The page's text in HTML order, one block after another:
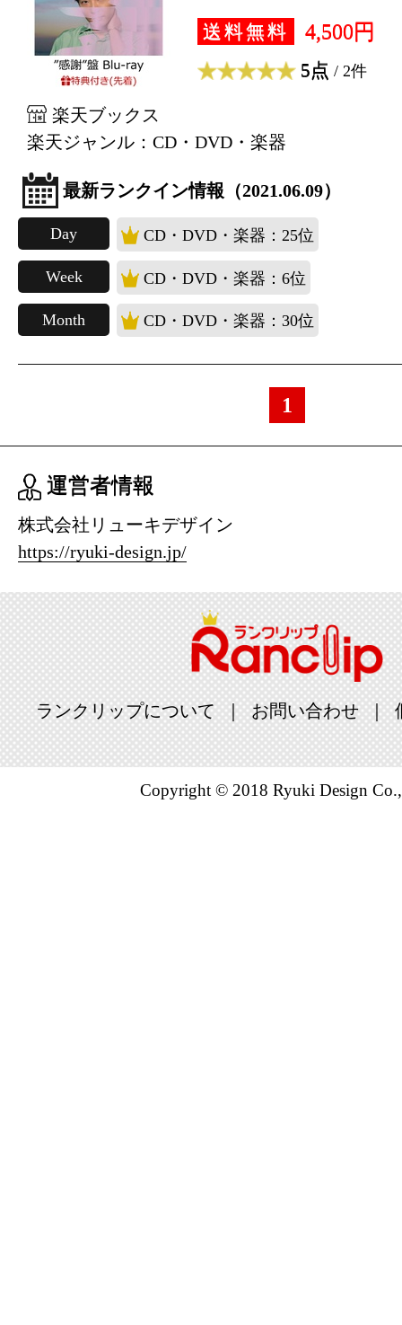
送料無料 4,500円
5点 / 2件
楽天ブックス
楽天ジャンル：CD・DVD・楽器
最新ランクイン情報（2021.06.09）
Day CD・DVD・楽器：25位
Week CD・DVD・楽器：6位
Month CD・DVD・楽器：30位
1
運営者情報
株式会社リューキデザイン
https://ryuki-design.jp/
ランクリップについて お問い合わせ
Copyright © 2018 Ryuki Design